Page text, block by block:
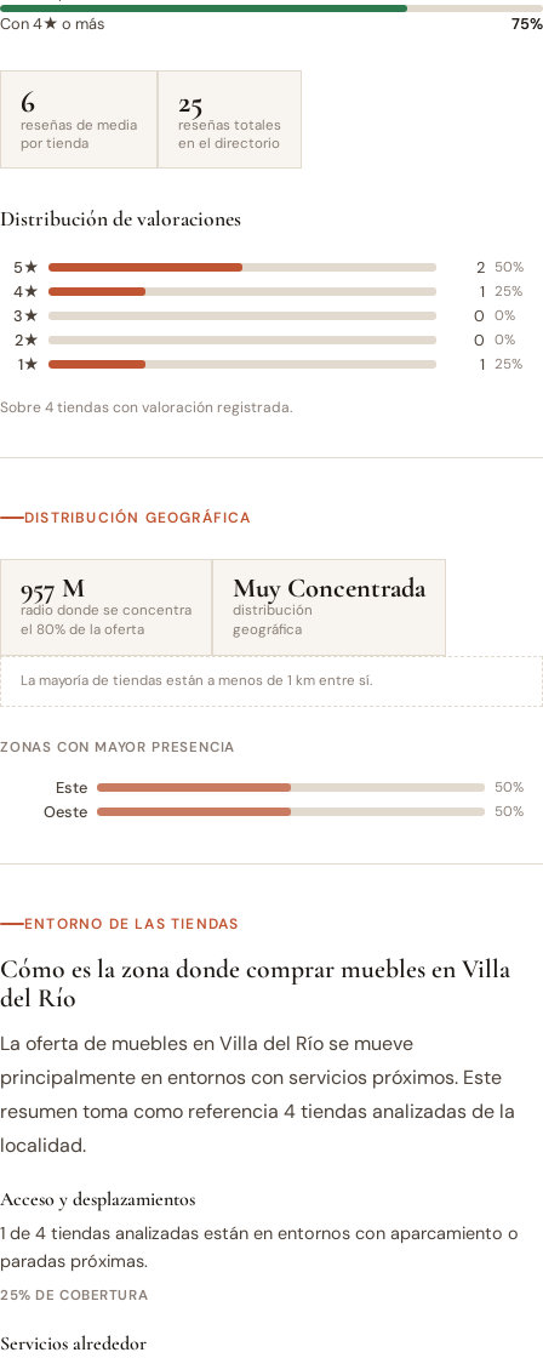
Con 4★ o más
75%
6
reseñas de media
por tienda
25
reseñas totales
en el directorio
Distribución de valoraciones
5★ 2 50%
4★ 1 25%
3★ 0 0%
2★ 0 0%
1★ 1 25%
Sobre 4 tiendas con valoración registrada.
DISTRIBUCIÓN GEOGRÁFICA
957 M
radio donde se concentra
el 80% de la oferta
Muy Concentrada
distribución
geográfica
La mayoría de tiendas están a menos de 1 km entre sí.
ZONAS CON MAYOR PRESENCIA
Este 50%
Oeste 50%
ENTORNO DE LAS TIENDAS
Cómo es la zona donde comprar muebles en Villa
del Río
La oferta de muebles en Villa del Río se mueve
principalmente en entornos con servicios próximos. Este
resumen toma como referencia 4 tiendas analizadas de la
localidad.
Acceso y desplazamientos
1 de 4 tiendas analizadas están en entornos con aparcamiento o
paradas próximas.
25% DE COBERTURA
Servicios alrededor